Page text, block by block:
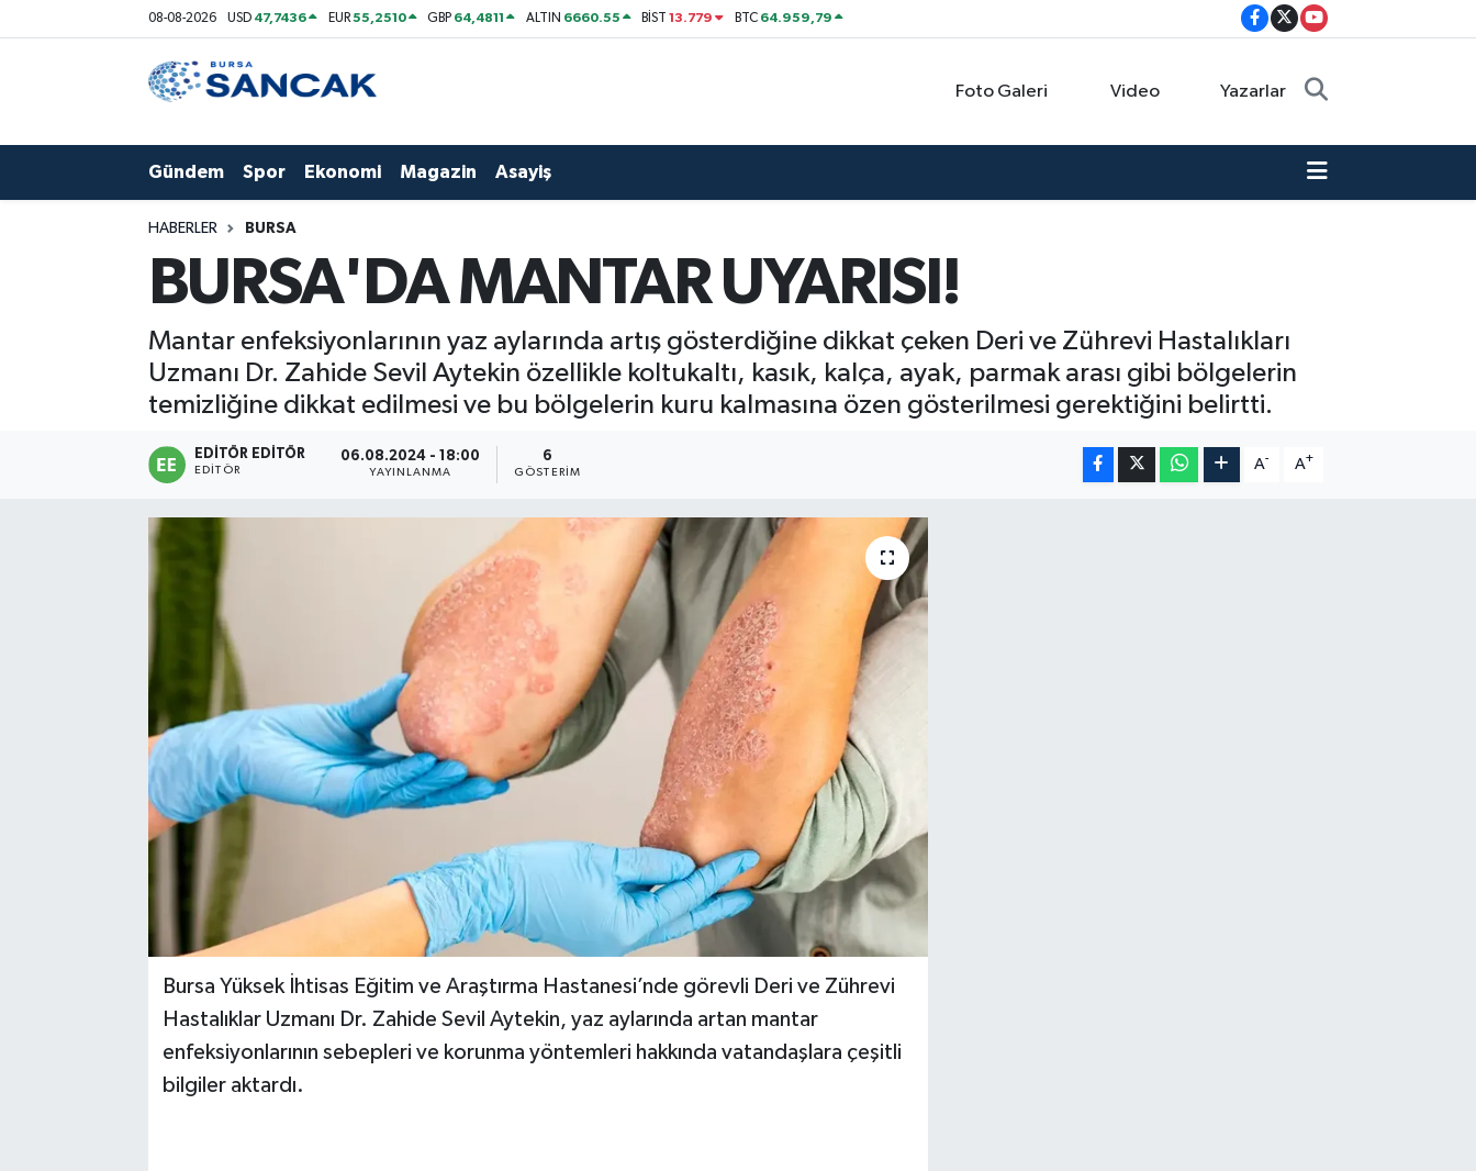
08-08-2026 USD 47,7436 EUR55,2510 GBP 64,4811 ALTIN 6660.55 BİST13.779 BTC 64.959,79
Foto Galeri Video Yazarlar
Gündem Spor Ekonomi Magazin Asayiş
HABERLER BURSA
BURSA'DA MANTAR UYARISI!
Mantar enfeksiyonlarının yaz aylarında artış gösterdiğine dikkat çeken Deri ve Zührevi Hastalıkları
Uzmanı Dr. Zahide Sevil Aytekin özellikle koltukaltı, kasık, kalça, ayak, parmak arası gibi bölgelerin
temizliğine dikkat edilmesi ve bu bölgelerin kuru kalmasına özen gösterilmesi gerektiğini belirtti.
EDITÖR EDITÖR
EDITÖR
06.08.2024 - 18:00
YAYINLANMA
6
GÖSTERIM
A- A+
Bursa Yüksek İhtisas Eğitim ve Araştırma Hastanesi’nde görevli Deri ve Zührevi
Hastalıklar Uzmanı Dr. Zahide Sevil Aytekin, yaz aylarında artan mantar
enfeksiyonlarının sebepleri ve korunma yöntemleri hakkında vatandaşlara çeşitli
bilgiler aktardı.
Hava Durumu
Son Dakika Haberleri
Haber Arşivi